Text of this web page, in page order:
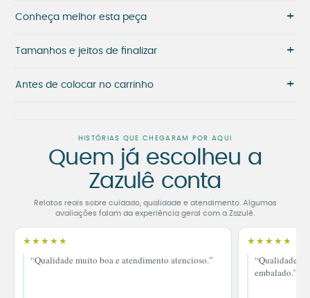
Conheça melhor esta peça +
Tamanhos e jeitos de finalizar +
Antes de colocar no carrinho +
HISTÓRIAS QUE CHEGARAM POR AQUI
Quem já escolheu a
Zazulê conta
Relatos reais sobre cuidado, qualidade e atendimento. Algumas
avaliações falam da experiência geral com a Zazulê.
★★★★★
“Qualidade muito boa e atendimento atencioso.”
★★★★★
“Qualidade
embalado.”